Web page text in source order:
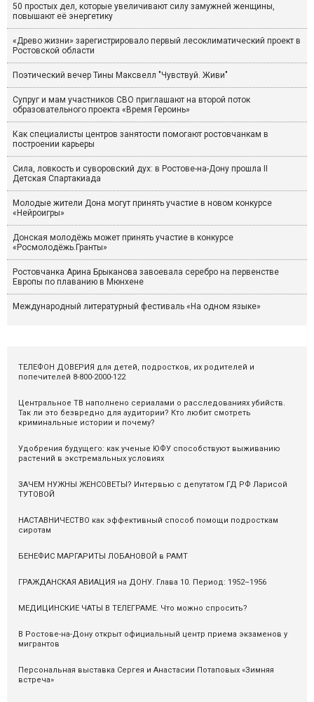
50 простых дел, которые увеличивают силу замужней женщины,
повышают её энергетику
«Древо жизни» зарегистрировало первый лесоклиматический проект в
Ростовской области
Поэтический вечер Тины Максвелл "Чувствуй. Живи"
Супруг и мам участников СВО приглашают на второй поток
образовательного проекта «Время Героинь»
Как специалисты центров занятости помогают ростовчанкам в
построении карьеры
Сила, ловкость и суворовский дух: в Ростове-на-Дону прошла II
Детская Спартакиада
Молодые жители Дона могут принять участие в новом конкурсе
«Нейроигры»
Донская молодёжь может принять участие в конкурсе
«Росмолодёжь.Гранты»
Ростовчанка Арина Брыканова завоевала серебро на первенстве
Европы по плаванию в Мюнхене
Международный литературный фестиваль «На одном языке»
ТЕЛЕФОН ДОВЕРИЯ для детей, подростков, их родителей и
попечителей 8-800-2000-122
Центральное ТВ наполнено сериалами о расследованиях убийств.
Так ли это безвредно для аудитории? Кто любит смотреть
криминальные истории и почему?
Удобрения будущего: как ученые ЮФУ способствуют выживанию
растений в экстремальных условиях
ЗАЧЕМ НУЖНЫ ЖЕНСОВЕТЫ? Интервью с депутатом ГД РФ Ларисой
ТУТОВОЙ
НАСТАВНИЧЕСТВО как эффективный способ помощи подросткам
сиротам
БЕНЕФИС МАРГАРИТЫ ЛОБАНОВОЙ в РАМТ
ГРАЖДАНСКАЯ АВИАЦИЯ на ДОНУ. Глава 10. Период: 1952–1956
МЕДИЦИНСКИЕ ЧАТЫ В ТЕЛЕГРАМЕ. Что можно спросить?
В Ростове-на-Дону открыт официальный центр приема экзаменов у
мигрантов
Персональная выставка Сергея и Анастасии Потаповых «Зимняя
встреча»